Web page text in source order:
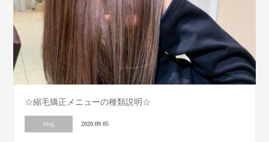
☆縮毛矯正メニューの種類説明☆
blog 2020.09.05